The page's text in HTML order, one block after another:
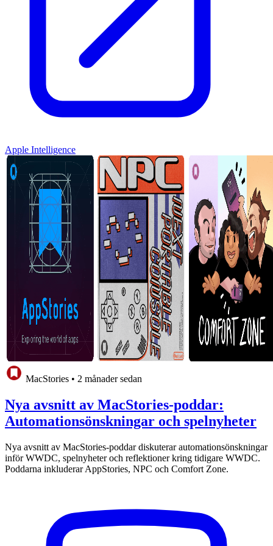
Apple Intelligence
MacStories • 2 månader sedan
Nya avsnitt av MacStories-poddar:
Automationsönskningar och spelnyheter
Nya avsnitt av MacStories-poddar diskuterar automationsönskningar
inför WWDC, spelnyheter och reflektioner kring tidigare WWDC.
Poddarna inkluderar AppStories, NPC och Comfort Zone.